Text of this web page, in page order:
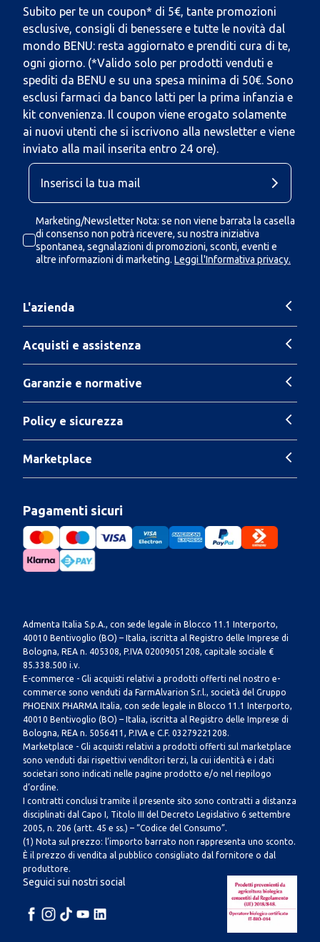
Subito per te un coupon* di 5€, tante promozioni
esclusive, consigli di benessere e tutte le novità dal
mondo BENU: resta aggiornato e prenditi cura di te,
ogni giorno. (*Valido solo per prodotti venduti e
spediti da BENU e su una spesa minima di 50€. Sono
esclusi farmaci da banco latti per la prima infanzia e
kit convenienza. Il coupon viene erogato solamente
ai nuovi utenti che si iscrivono alla newsletter e viene
inviato alla mail inserita entro 24 ore).
Marketing/Newsletter Nota: se non viene barrata la casella
di consenso non potrà ricevere, su nostra iniziativa
spontanea, segnalazioni di promozioni, sconti, eventi e
altre informazioni di marketing. Leggi l'Informativa privacy.
L'azienda
Acquisti e assistenza
Garanzie e normative
Policy e sicurezza
Marketplace
Pagamenti sicuri
Admenta Italia S.p.A., con sede legale in Blocco 11.1 Interporto,
40010 Bentivoglio (BO) – Italia, iscritta al Registro delle Imprese di
Bologna, REA n. 405308, P.IVA 02009051208, capitale sociale €
85.338.500 i.v.
E-commerce - Gli acquisti relativi a prodotti offerti nel nostro e-
commerce sono venduti da FarmAlvarion S.r.l., società del Gruppo
PHOENIX PHARMA Italia, con sede legale in Blocco 11.1 Interporto,
40010 Bentivoglio (BO) – Italia, iscritta al Registro delle Imprese di
Bologna, REA n. 5056411, P.IVA e C.F. 03279221208.
Marketplace - Gli acquisti relativi a prodotti offerti sul marketplace
sono venduti dai rispettivi venditori terzi, la cui identità e i dati
societari sono indicati nelle pagine prodotto e/o nel riepilogo
d’ordine.
I contratti conclusi tramite il presente sito sono contratti a distanza
disciplinati dal Capo I, Titolo III del Decreto Legislativo 6 settembre
2005, n. 206 (artt. 45 e ss.) – “Codice del Consumo”.
(1) Nota sul prezzo: l’importo barrato non rappresenta uno sconto.
È il prezzo di vendita al pubblico consigliato dal fornitore o dal
produttore.
Seguici sui nostri social